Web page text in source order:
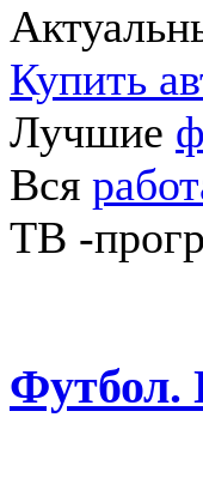
Купить
Лучшие
Вся
ТВ -
Футбол.